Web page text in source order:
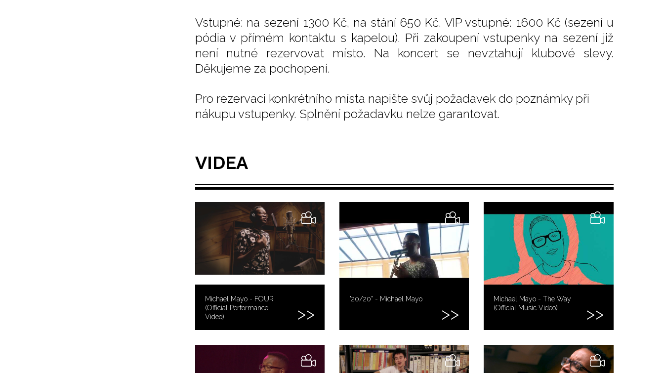
Vstupné: na sezení 1300 Kč, na stání 650 Kč. VIP vstupné: 1600 Kč (sezení u
pódia v přímém kontaktu s kapelou). Při zakoupení vstupenky na sezení již
není nutné rezervovat místo. Na koncert se nevztahují klubové slevy.
Děkujeme za pochopení.
Pro rezervaci konkrétního místa napište svůj požadavek do poznámky při
nákupu vstupenky. Splnění požadavku nelze garantovat.
VIDEA
Michael Mayo - FOUR
(Official Performance
Video)
"20/20" - Michael Mayo
Michael Mayo - The Way
(Official Music Video)